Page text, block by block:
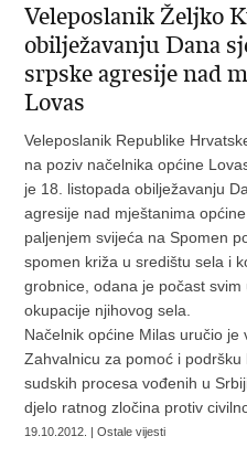
Veleposlanik Željko
obilježavanju Dana
srpske agresije nad
Lovas
Veleposlanik Republike
na poziv načelnika općine
je 18. listopada obilježavanju
agresije nad mještanima
paljenjem svijeća na Spomen
spomen križa u središtu sela i
grobnice, odana je počast
okupacije njihovog sela.
Načelnik općine Milas uručio je
Zahvalnicu za pomoć i
sudskih procesa vođenih u
djelo ratnog zločina protiv
19.10.2012. | Ostale vijesti